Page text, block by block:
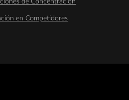
de Concentración
en Competidores